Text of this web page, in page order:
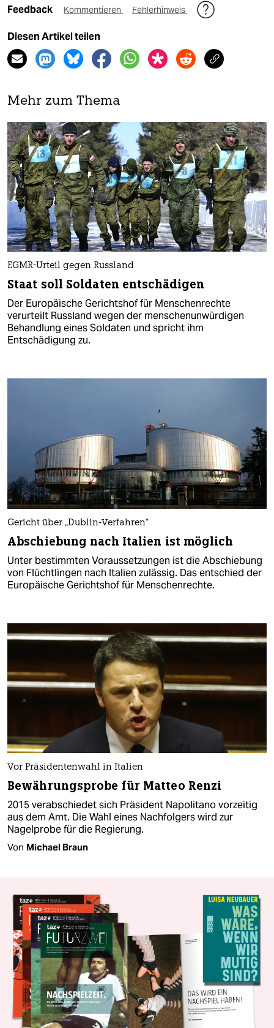
Feedback Kommentieren Fehlerhinweis
Diesen Artikel teilen
Mehr zum Thema
EGMR-Urteil gegen Russland
Staat soll Soldaten entschädigen
Der Europäische Gerichtshof für Menschenrechte
verurteilt Russland wegen der menschenunwürdigen
Behandlung eines Soldaten und spricht ihm
Entschädigung zu.
Gericht über „Dublin-Verfahren“
Abschiebung nach Italien ist möglich
Unter bestimmten Voraussetzungen ist die Abschiebung
von Flüchtlingen nach Italien zulässig. Das entschied der
Europäische Gerichtshof für Menschenrechte.
Vor Präsidentenwahl in Italien
Bewährungsprobe für Matteo Renzi
2015 verabschiedet sich Präsident Napolitano vorzeitig
aus dem Amt. Die Wahl eines Nachfolgers wird zur
Nagelprobe für die Regierung.
Von Michael Braun